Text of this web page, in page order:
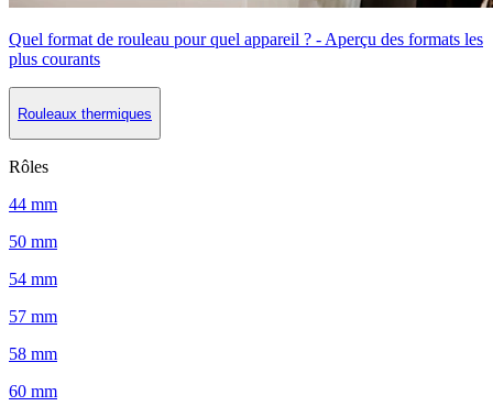
Quel format de rouleau pour quel appareil ? - Aperçu des formats les
plus courants
Rouleaux thermiques
Rôles
44 mm
50 mm
54 mm
57 mm
58 mm
60 mm